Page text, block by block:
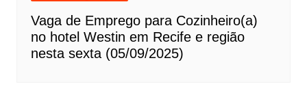
Vaga de Emprego para Cozinheiro(a)
no hotel Westin em Recife e região
nesta sexta (05/09/2025)